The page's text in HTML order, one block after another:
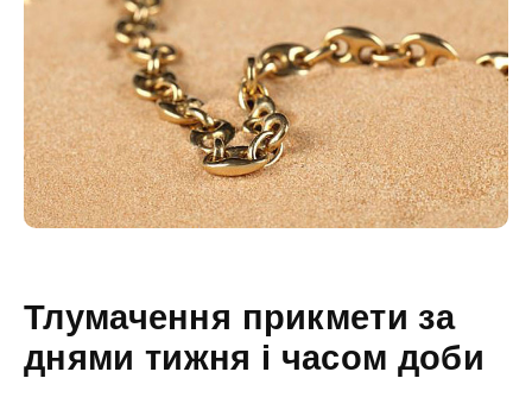
Тлумачення прикмети за
днями тижня і часом доби